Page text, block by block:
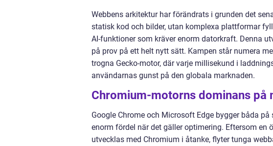
Webbens arkitektur har förändrats i grunden det
statisk kod och bilder, utan komplexa plattformar
AI-funktioner som kräver enorm datorkraft. Denna
på prov på ett helt nytt sätt. Kampen står numera
trogna Gecko-motor, där varje millisekund i
användarnas gunst på den globala marknaden.
Chromium-motorns dominans på
Google Chrome och Microsoft Edge bygger båda
enorm fördel när det gäller optimering. Eftersom en
utvecklas med Chromium i åtanke, flyter tunga